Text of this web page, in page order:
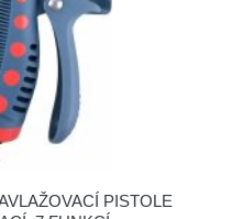
PISTOLE